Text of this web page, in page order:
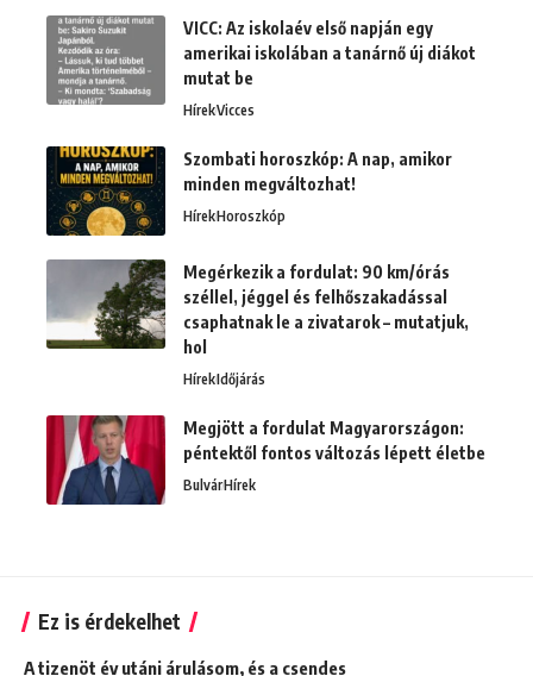
VICC: Az iskolaév első napján egy
amerikai iskolában a tanárnő új diákot
mutat be
HírekVicces
Szombati horoszkóp: A nap, amikor
minden megváltozhat!
HírekHoroszkóp
Megérkezik a fordulat: 90 km/órás
széllel, jéggel és felhőszakadással
csaphatnak le a zivatarok – mutatjuk,
hol
HírekIdőjárás
Megjött a fordulat Magyarországon:
péntektől fontos változás lépett életbe
BulvárHírek
Ez is érdekelhet
A tizenöt év utáni árulásom, és a csendes